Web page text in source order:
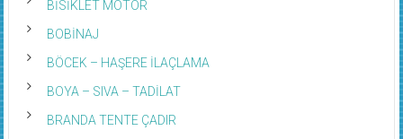
BİSİKLET MOTOR
BOBİNAJ
BÖCEK – HAŞERE İLAÇLAMA
BOYA – SIVA – TADİLAT
BRANDA TENTE ÇADIR